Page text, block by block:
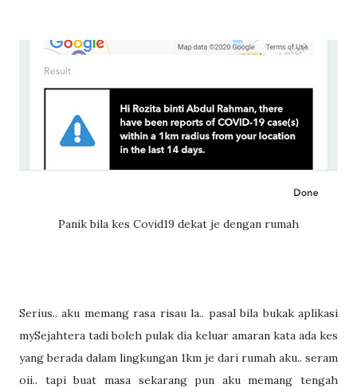
Panik bila kes Covid19 dekat je dengan rumah
Serius.. aku memang rasa risau la.. pasal bila bukak aplikasi
mySejahtera tadi boleh pulak dia keluar amaran kata ada kes
yang berada dalam lingkungan 1km je dari rumah aku.. seram
oii.. tapi buat masa sekarang pun aku memang tengah